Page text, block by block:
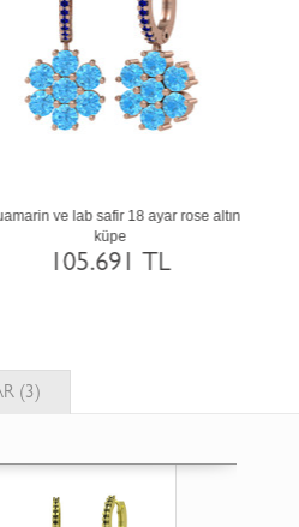
18 ayar
Peridot ve ametist 18 ayar
(3)